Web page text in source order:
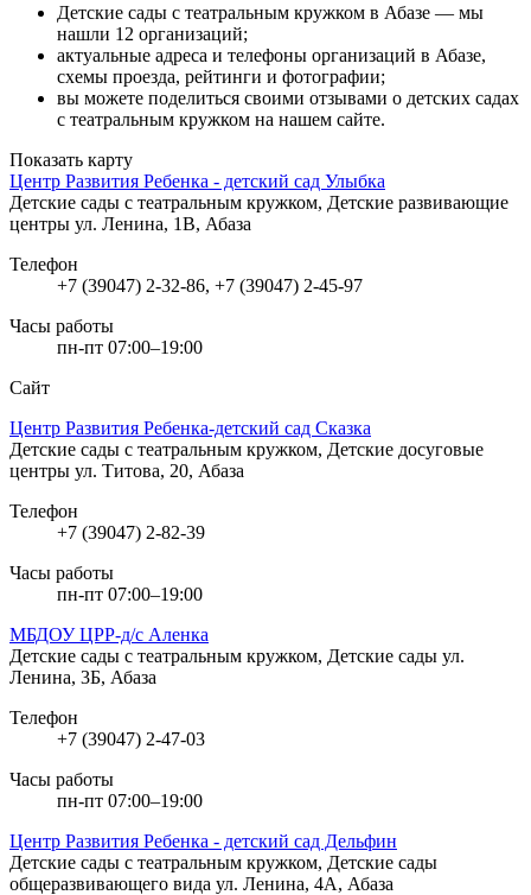
Детские сады с театральным кружком в Абазе — мы
нашли 12 организаций;
актуальные адреса и телефоны организаций в Абазе,
схемы проезда, рейтинги и фотографии;
вы можете поделиться своими отзывами о детских садах
с театральным кружком на нашем сайте.
Показать карту
Центр Развития Ребенка - детский сад Улыбка
Детские сады с театральным кружком, Детские развивающие
центры ул. Ленина, 1В, Абаза
Телефон
+7 (39047) 2-32-86, +7 (39047) 2-45-97
Часы работы
пн-пт 07:00–19:00
Сайт
Центр Развития Ребенка-детский сад Сказка
Детские сады с театральным кружком, Детские досуговые
центры ул. Титова, 20, Абаза
Телефон
+7 (39047) 2-82-39
Часы работы
пн-пт 07:00–19:00
МБДОУ ЦРР-д/с Аленка
Детские сады с театральным кружком, Детские сады ул.
Ленина, 3Б, Абаза
Телефон
+7 (39047) 2-47-03
Часы работы
пн-пт 07:00–19:00
Центр Развития Ребенка - детский сад Дельфин
Детские сады с театральным кружком, Детские сады
общеразвивающего вида ул. Ленина, 4А, Абаза